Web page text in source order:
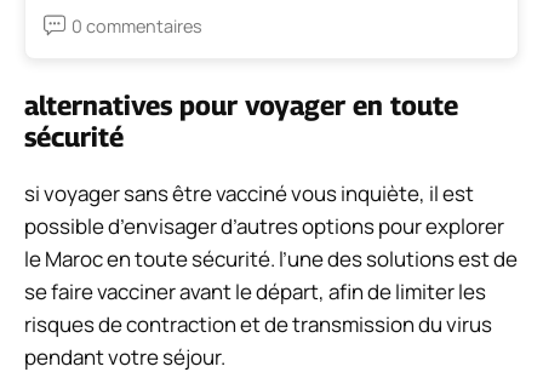
0 commentaires
alternatives pour voyager en toute
sécurité
si voyager sans être vacciné vous inquiète, il est
possible d’envisager d’autres options pour explorer
le Maroc en toute sécurité. l’une des solutions est de
se faire vacciner avant le départ, afin de limiter les
risques de contraction et de transmission du virus
pendant votre séjour.